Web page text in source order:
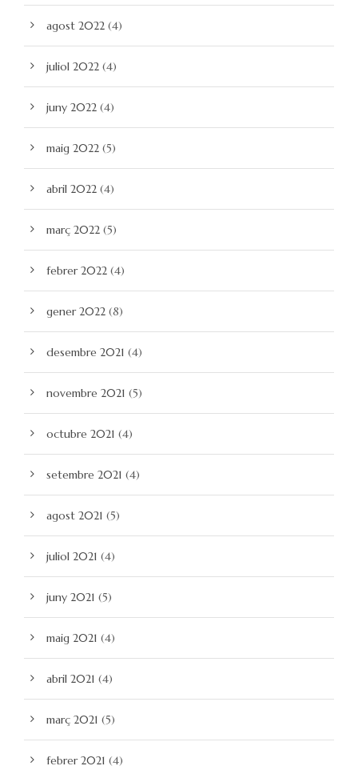
agost 2022 (4)
juliol 2022 (4)
juny 2022 (4)
maig 2022 (5)
abril 2022 (4)
març 2022 (5)
febrer 2022 (4)
gener 2022 (8)
desembre 2021 (4)
novembre 2021 (5)
octubre 2021 (4)
setembre 2021 (4)
agost 2021 (5)
juliol 2021 (4)
juny 2021 (5)
maig 2021 (4)
abril 2021 (4)
març 2021 (5)
febrer 2021 (4)